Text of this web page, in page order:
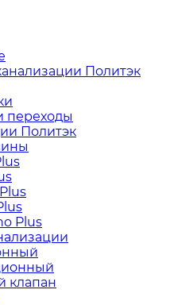
Политэк
переходы
Политэк
Plus
клапан